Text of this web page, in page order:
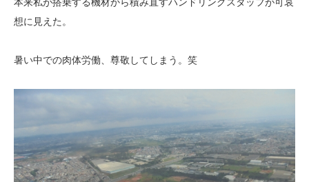
想に見えた。
暑い中での肉体労働、尊敬してしまう。笑